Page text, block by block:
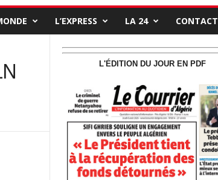
L’EXPRESS LA 24 CONTACT
L'ÉDITION DU JOUR EN PDF